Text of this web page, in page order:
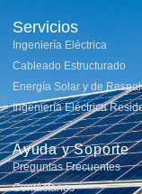
Servicios
Ingeniería Eléctrica
Cableado Estructurado
Energía Solar y de
Ingeniería Eléctrica
Ayuda y Soporte
Preguntas Frecuentes
Contáctanos